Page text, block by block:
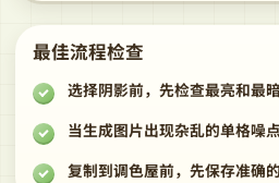
最佳流程检查
选择阴影前，先检查最亮和最暗
当生成图片出现杂乱的单格噪
复制到调色屋前，先保存准确